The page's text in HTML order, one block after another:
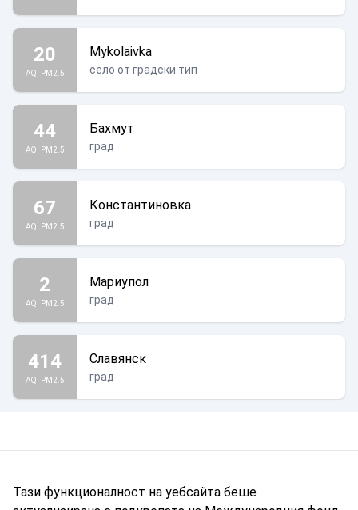
20
AQI PM2.5
Mykolaivka
село от градски тип
44
AQI PM2.5
Бахмут
град
67
AQI PM2.5
Константиновка
град
2
AQI PM2.5
Мариупол
град
414
AQI PM2.5
Славянск
град
Тази функционалност на уебсайта беше